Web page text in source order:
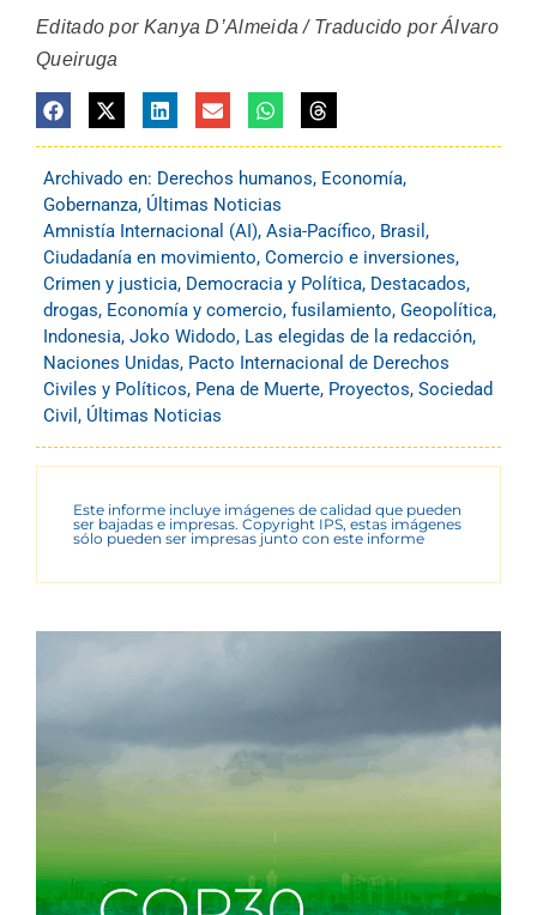
Editado por Kanya D’Almeida / Traducido por Álvaro
Queiruga
Archivado en: Derechos humanos, Economía,
Gobernanza, Últimas Noticias
Amnistía Internacional (AI), Asia-Pacífico, Brasil ,
Ciudadanía en movimiento, Comercio e inversiones,
Crimen y justicia, Democracia y Política, Destacados,
drogas, Economía y comercio, fusilamiento, Geopolítica,
Indonesia, Joko Widodo, Las elegidas de la redacción,
Naciones Unidas, Pacto Internacional de Derechos
Civiles y Políticos, Pena de Muerte, Proyectos, Sociedad
Civil , Últimas Noticias
Este informe incluye imágenes de calidad que pueden
ser bajadas e impresas. Copyright IPS, estas imágenes
sólo pueden ser impresas junto con este informe